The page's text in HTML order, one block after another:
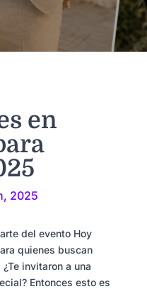
en
2025
del evento Hoy
quienes buscan
invitaron a una
Entonces esto es